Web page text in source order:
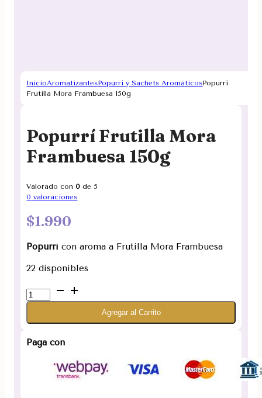
InicioAromatizantesPopurrí y Sachets AromáticosPopurrí
Frutilla Mora Frambuesa 150g
Popurrí Frutilla Mora
Frambuesa 150g
Valorado con0 de 5
0 valoraciones
$1.990
Popurrícon aroma a Frutilla Mora Frambuesa
22 disponibles
Popurrí
Frutilla
150g
Agregar al Carrito
Paga con